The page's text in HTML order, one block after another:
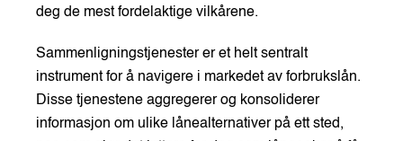
deg de mest fordelaktige vilkårene.
Sammenligningstjenester er et helt sentralt
instrument for å navigere i markedet av forbrukslån.
Disse tjenestene aggregerer og konsoliderer
informasjon om ulike lånealternativer på ett sted,